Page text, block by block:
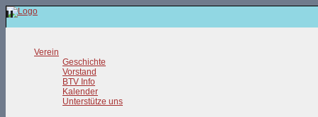
Verein
Geschichte
Vorstand
BTV Info
Kalender
Unterstütze uns